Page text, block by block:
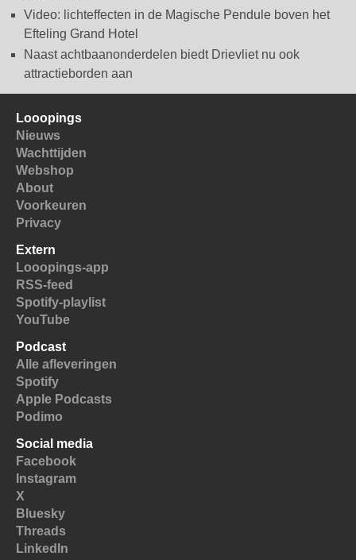
Video: lichteffecten in de Magische Pendule boven het
Efteling Grand Hotel
Naast achtbaanonderdelen biedt Drievliet nu ook
attractieborden aan
Looopings
Nieuws
Wachttijden
Webshop
About
Voorkeuren
Privacy
Extern
Looopings-app
RSS-feed
Spotify-playlist
YouTube
Podcast
Alle afleveringen
Spotify
Apple Podcasts
Podimo
Social media
Facebook
Instagram
X
Bluesky
Threads
LinkedIn